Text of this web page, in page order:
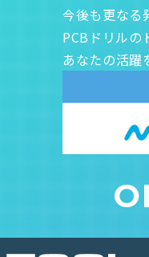
今後も更なる
PCBドリルの
あなたの活躍